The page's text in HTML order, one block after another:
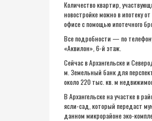
Количество квартир,
новостройке можно в ипотеку
офисе с помощью ипотечного
Все подробности — по
«Аквилон», 6-й этаж.
Сейчас в Архангельске и
м. Земельный банк для
около 220 тыс. кв. м
В Архангельске на участке в
ясли-сад, который передаст
данном микрорайоне эко-